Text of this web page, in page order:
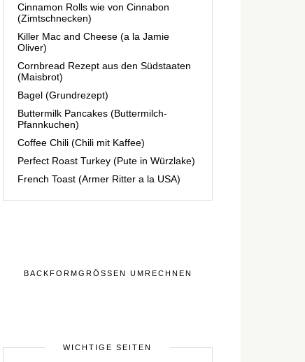
Cinnamon Rolls wie von Cinnabon
(Zimtschnecken)
Killer Mac and Cheese (a la Jamie
Oliver)
Cornbread Rezept aus den Südstaaten
(Maisbrot)
Bagel (Grundrezept)
Buttermilk Pancakes (Buttermilch-
Pfannkuchen)
Coffee Chili (Chili mit Kaffee)
Perfect Roast Turkey (Pute in Würzlake)
French Toast (Armer Ritter a la USA)
BACKFORMGRÖSSEN UMRECHNEN
WICHTIGE SEITEN